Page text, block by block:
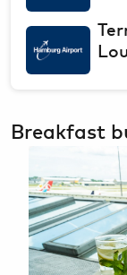
Breakfast